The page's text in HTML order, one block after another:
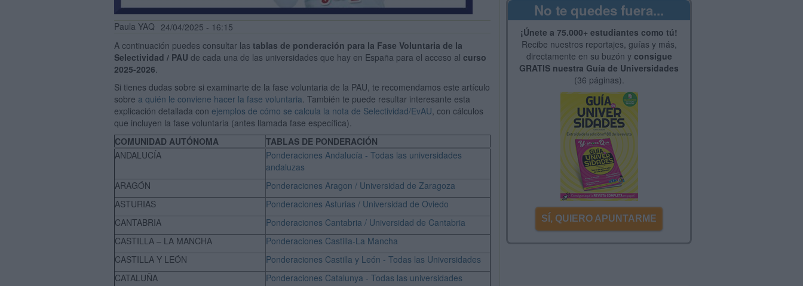
Paula YAQ 24/04/2025 - 16:15
A continuación puedes consultar las tablas de ponderación para la Fase Voluntaria de la
Selectividad / PAU de cada una de las universidades que hay en España para el acceso al curso
2025-2026.
Si tienes dudas sobre si examinarte de la fase voluntaria de la PAU, te recomendamos este artículo
sobre a quién le conviene hacer la fase voluntaria. También te puede resultar interesante esta
explicación detallada con ejemplos de cómo se calcula la nota de Selectividad/EvAU, con cálculos
que incluyen la fase voluntaria (antes llamada fase específica).
COMUNIDAD AUTÓNOMA
TABLAS DE PONDERACIÓN
ANDALUCÍA
Ponderaciones Andalucía - Todas las universidades
andaluzas
ARAGÓN
Ponderaciones Aragon / Universidad de Zaragoza
ASTURIAS
Ponderaciones Asturias / Universidad de Oviedo
CANTABRIA
Ponderaciones Cantabria / Universidad de Cantabria
CASTILLA – LA MANCHA
Ponderaciones Castilla-La Mancha
CASTILLA Y LEÓN
Ponderaciones Castilla y León - Todas las Universidades
CATALUÑA
Ponderaciones Catalunya - Todas las universidades
No te quedes fuera...
¡Únete a 75.000+ estudiantes como tú!
Recibe nuestros reportajes, guías y más,
directamente en su buzón y consigue
GRATIS nuestra Guía de Universidades
(36 páginas).
SÍ, QUIERO APUNTARME